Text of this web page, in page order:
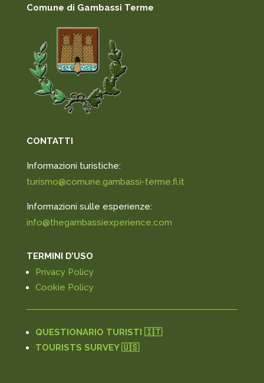
Comune di Gambassi Terme
CONTATTI
Informazioni turistiche:
turismo@comune.gambassi-terme.fi.it
Informazioni sulle esperienze:
info@thegambassiexperience.com
TERMINI D’USO
Privacy Policy
Cookie Policy
QUESTIONARIO TURISTI 🇮🇹
TOURISTS SURVEY 🇺🇸